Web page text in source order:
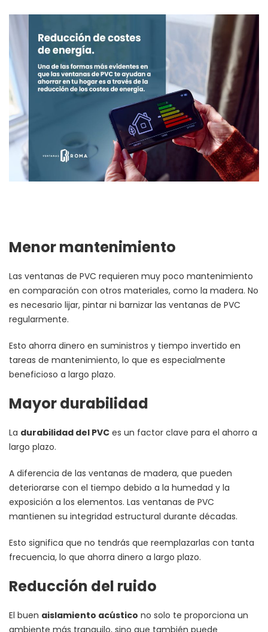
Menor mantenimiento
Las ventanas de PVC requieren muy poco mantenimiento
en comparación con otros materiales, como la madera. No
es necesario lijar, pintar ni barnizar las ventanas de PVC
regularmente.
Esto ahorra dinero en suministros y tiempo invertido en
tareas de mantenimiento, lo que es especialmente
beneficioso a largo plazo.
Mayor durabilidad
La durabilidad del PVC es un factor clave para el ahorro a
largo plazo.
A diferencia de las ventanas de madera, que pueden
deteriorarse con el tiempo debido a la humedad y la
exposición a los elementos. Las ventanas de PVC
mantienen su integridad estructural durante décadas.
Esto significa que no tendrás que reemplazarlas con tanta
frecuencia, lo que ahorra dinero a largo plazo.
Reducción del ruido
El buen aislamiento acústico no solo te proporciona un
ambiente más tranquilo, sino que también puede